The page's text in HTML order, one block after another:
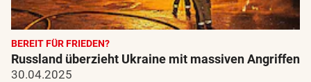
BEREIT FÜR FRIEDEN?
Russland überzieht Ukraine mit massiven Angriffen
30.04.2025